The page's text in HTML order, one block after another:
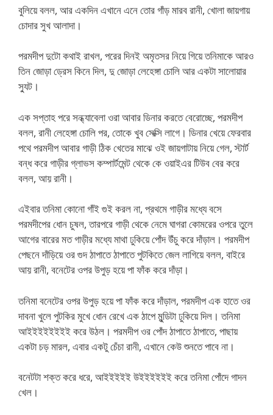
বুলিয়ে বলল, আর একদিন এখানে এনে তোর গাঁড় মারব রানী, খোলা জায়গায়
চোদার সুখ আলাদা।
পরমদীপ দুটো কথাই রাখল, পরের দিনই অমৃতসর নিয়ে গিয়ে তনিমাকে আরও
তিন জোড়া ড্রেস কিনে দিল, দু জোড়া লেহেঙ্গা চোলি আর একটা সালোয়ার
স্যুট।
এক সপ্তাহ পরে সন্ধ্যাবেলা ওরা আবার ডিনার করতে বেরোচ্ছে, পরমদীপ
বলল, রানী লেহেঙ্গা চোলি পর, তোকে খুব সেক্সি লাগে। ডিনার খেয়ে ফেরবার
পথে পরমদীপ আবার গাড়ী ঠিক খেতের মাঝে ওই জায়গাটায় নিয়ে গেল, স্টার্ট
বন্ধ করে গাড়ীর গ্লাভস কম্পার্টমেন্ট থেকে কে ওয়াইএর টিউব বের করে
বলল, আয় রানী।
এইবার তনিমা কোনো গাঁই গুই করল না, প্রথমে গাড়ীর মধ্যে বসে
পরমদীপের ধোন চুষল, তারপরে গাড়ী থেকে নেমে ঘাগরা কোমরের ওপরে তুলে
আগের বারের মত গাড়ীর মধ্যে মাথা ঢুকিয়ে পোঁদ উঁচু করে দাঁড়াল। পরমদীপ
পেছনে দাঁড়িয়ে ওর গুদ ঠাপাতে ঠাপাতে পুটকিতে জেল লাগিয়ে বলল, বাইরে
আয় রানী, বনেটের ওপর উপুড় হয়ে পা ফাঁক করে দাঁড়া।
তনিমা বনেটের ওপর উপুড় হয়ে পা ফাঁক করে দাঁড়াল, পরমদীপ এক হাতে ওর
দাবনা খুলে পুটকির মুখে ধোন রেখে এক ঠাপে মুন্ডিটা ঢুকিয়ে দিল। তনিমা
আইইইইইইইই করে উঠল। পরমদীপ ওর পোঁদ ঠাপাতে ঠাপাতে, পাছায়
একটা চড় মারল, এবার একটু চেঁচা রানী, এখানে কেউ শুনতে পাবে না।
বনেটটা শক্ত করে ধরে, আইইইইই উইইইইইই করে তনিমা পোঁদে গাদন
খেল।